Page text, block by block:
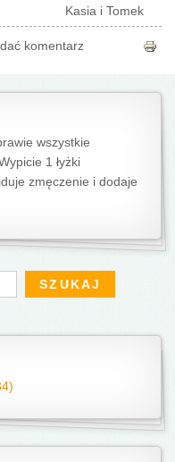
Kasia i Tomek
komentarz
wszystkie
1 łyżki
zmęczenie i dodaje